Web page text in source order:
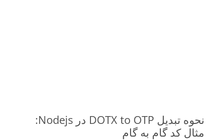
نحوه تبدیل DOTX to OTP در Nodejs:
مثال کد گام به گام